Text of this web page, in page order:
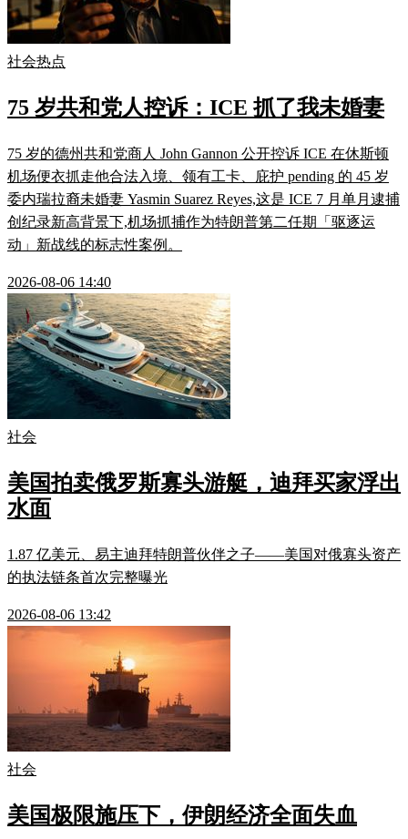
社会热点
75 岁共和党人控诉：ICE 抓了我未婚妻
75 岁的德州共和党商人 John Gannon 公开控诉 ICE 在休斯顿
机场便衣抓走他合法入境、领有工卡、庇护 pending 的 45 岁
委内瑞拉裔未婚妻 Yasmin Suarez Reyes,这是 ICE 7 月单月逮捕
创纪录新高背景下,机场抓捕作为特朗普第二任期「驱逐运
动」新战线的标志性案例。
2026-08-06 14:40
社会
美国拍卖俄罗斯寡头游艇，迪拜买家浮出
水面
1.87 亿美元、易主迪拜特朗普伙伴之子——美国对俄寡头资产
的执法链条首次完整曝光
2026-08-06 13:42
社会
美国极限施压下，伊朗经济全面失血